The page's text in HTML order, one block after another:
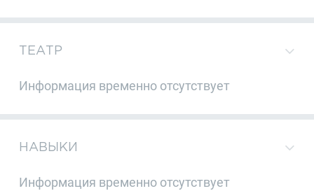
ТЕАТР
Информация временно отсутствует
НАВЫКИ
Информация временно отсутствует